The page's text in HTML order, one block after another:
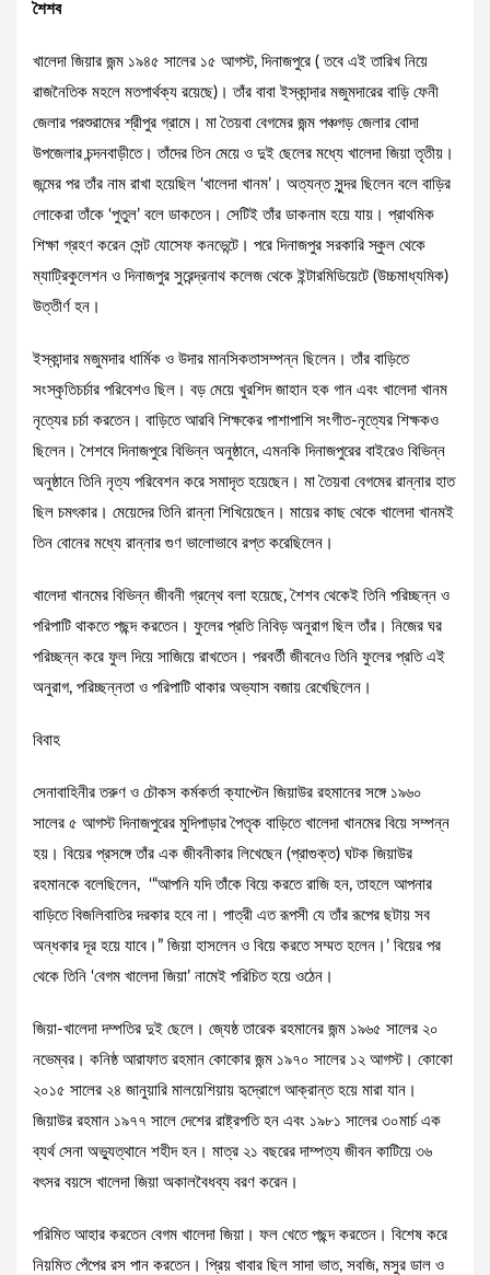
শৈশব
খালেদা জিয়ার জন্ম ১৯৪৫ সালের ১৫ আগস্ট, দিনাজপুরে ( তবে এই তারিখ নিয়ে
রাজনৈতিক মহলে মতপার্থক্য রয়েছে)। তাঁর বাবা ইস্কান্দার মজুমদারের বাড়ি ফেনী
জেলার পরশুরামের শ্রীপুর গ্রামে। মা তৈয়বা বেগমের জন্ম পঞ্চগড় জেলার বোদা
উপজেলার চন্দনবাড়ীতে। তাঁদের তিন মেয়ে ও দুই ছেলের মধ্যে খালেদা জিয়া তৃতীয়।
জন্মের পর তাঁর নাম রাখা হয়েছিল ‘খালেদা খানম’। অত্যন্ত সুন্দর ছিলেন বলে বাড়ির
লোকেরা তাঁকে ‘পুতুল’ বলে ডাকতেন। সেটিই তাঁর ডাকনাম হয়ে যায়। প্রাথমিক
শিক্ষা গ্রহণ করেন সেন্ট যোসেফ কনভেন্টে। পরে দিনাজপুর সরকারি স্কুল থেকে
ম্যাট্রিকুলেশন ও দিনাজপুর সুরেন্দ্রনাথ কলেজ থেকে ইন্টারমিডিয়েটে (উচ্চমাধ্যমিক)
উত্তীর্ণ হন।
ইস্কান্দার মজুমদার ধার্মিক ও উদার মানসিকতাসম্পন্ন ছিলেন। তাঁর বাড়িতে
সংস্কৃতিচর্চার পরিবেশও ছিল। বড় মেয়ে খুরশিদ জাহান হক গান এবং খালেদা খানম
নৃত্যের চর্চা করতেন। বাড়িতে আরবি শিক্ষকের পাশাপাশি সংগীত-নৃত্যের শিক্ষকও
ছিলেন। শৈশবে দিনাজপুরে বিভিন্ন অনুষ্ঠানে, এমনকি দিনাজপুরের বাইরেও বিভিন্ন
অনুষ্ঠানে তিনি নৃত্য পরিবেশন করে সমাদৃত হয়েছেন। মা তৈয়বা বেগমের রান্নার হাত
ছিল চমৎকার। মেয়েদের তিনি রান্না শিখিয়েছেন। মায়ের কাছ থেকে খালেদা খানমই
তিন বোনের মধ্যে রান্নার গুণ ভালোভাবে রপ্ত করেছিলেন।
খালেদা খানমের বিভিন্ন জীবনী গ্রন্থে বলা হয়েছে, শৈশব থেকেই তিনি পরিচ্ছন্ন ও
পরিপাটি থাকতে পছন্দ করতেন। ফুলের প্রতি নিবিড় অনুরাগ ছিল তাঁর। নিজের ঘর
পরিচ্ছন্ন করে ফুল দিয়ে সাজিয়ে রাখতেন। পরবর্তী জীবনেও তিনি ফুলের প্রতি এই
অনুরাগ, পরিচ্ছন্নতা ও পরিপাটি থাকার অভ্যাস বজায় রেখেছিলেন।
বিবাহ
সেনাবাহিনীর তরুণ ও চৌকস কর্মকর্তা ক্যাপ্টেন জিয়াউর রহমানের সঙ্গে ১৯৬০
সালের ৫ আগস্ট দিনাজপুরের মুদিপাড়ার পৈতৃক বাড়িতে খালেদা খানমের বিয়ে সম্পন্ন
হয়। বিয়ের প্রসঙ্গে তাঁর এক জীবনীকার লিখেছেন (প্রাগুক্ত) ঘটক জিয়াউর
রহমানকে বলেছিলেন, ‘“আপনি যদি তাঁকে বিয়ে করতে রাজি হন, তাহলে আপনার
বাড়িতে বিজলিবাতির দরকার হবে না। পাত্রী এত রূপসী যে তাঁর রূপের ছটায় সব
অন্ধকার দূর হয়ে যাবে।” জিয়া হাসলেন ও বিয়ে করতে সম্মত হলেন।’ বিয়ের পর
থেকে তিনি ‘বেগম খালেদা জিয়া’ নামেই পরিচিত হয়ে ওঠেন।
জিয়া-খালেদা দম্পতির দুই ছেলে। জ্যেষ্ঠ তারেক রহমানের জন্ম ১৯৬৫ সালের ২০
নভেম্বর। কনিষ্ঠ আরাফাত রহমান কোকোর জন্ম ১৯৭০ সালের ১২ আগস্ট। কোকো
২০১৫ সালের ২৪ জানুয়ারি মালয়েশিয়ায় হৃদ্রোগে আক্রান্ত হয়ে মারা যান।
জিয়াউর রহমান ১৯৭৭ সালে দেশের রাষ্ট্রপতি হন এবং ১৯৮১ সালের ৩০মার্চ এক
ব্যর্থ সেনা অভ্যুত্থানে শহীদ হন। মাত্র ২১ বছরের দাম্পত্য জীবন কাটিয়ে ৩৬
বৎসর বয়সে খালেদা জিয়া অকালবৈধব্য বরণ করেন।
পরিমিত আহার করতেন বেগম খালেদা জিয়া। ফল খেতে পছন্দ করতেন। বিশেষ করে
নিয়মিত পেঁপের রস পান করতেন। প্রিয় খাবার ছিল সাদা ভাত, সবজি, মসুর ডাল ও